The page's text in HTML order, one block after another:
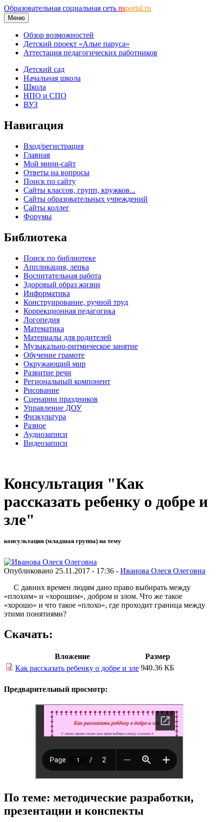
Образовательная социальная сеть nsportal.ru
Меню
Обзор возможностей
Детский проект «Алые паруса»
Аттестация педагогических работников
Детский сад
Начальная школа
Школа
НПО и СПО
ВУЗ
Навигация
Вход/регистрация
Главная
Мой мини-сайт
Ответы на вопросы
Поиск по сайту
Сайты классов, групп, кружков...
Сайты образовательных учреждений
Сайты коллег
Форумы
Библиотека
Поиск по библиотеке
Аппликация, лепка
Воспитательная работа
Здоровый образ жизни
Информатика
Конструирование, ручной труд
Коррекционная педагогика
Логопедия
Математика
Материалы для родителей
Музыкально-ритмическое занятие
Обучение грамоте
Окружающий мир
Развитие речи
Региональный компонент
Рисование
Сценарии праздников
Управление ДОУ
Физкультура
Разное
Аудиозаписи
Видеозаписи
Консультация "Как
рассказать ребенку о добре и
зле"
консультация (младшая группа) на тему
Опубликовано 25.11.2017 - 17:36 - Иванова Олеся Олеговна
С давних времен людям дано право выбирать между
«плохим» и «хорошим», добром и злом. Что же такое
«хорошо» и что такое «плохо», где проходит граница между
этими понятиями?
Скачать:
Вложение
Размер
Как рассказать ребенку о добре и зле 940.36 КБ
Предварительный просмотр:
По теме: методические разработки,
презентации и конспекты